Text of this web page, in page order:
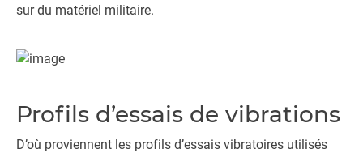
sur du matériel militaire.
Profils d’essais de vibrations
D’où proviennent les profils d’essais vibratoires utilisés